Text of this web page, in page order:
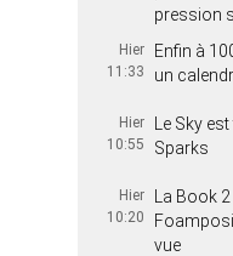
pression
Hier
11:33
Enfin à
un
Hier
10:55
Le Sky
Sparks
Hier
10:20
La Book
vue